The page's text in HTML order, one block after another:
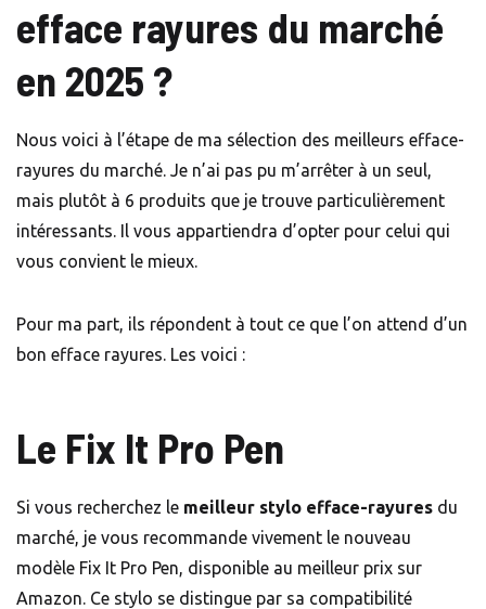
efface rayures du marché
en 2025 ?
Nous voici à l’étape de ma sélection des meilleurs efface-
rayures du marché. Je n’ai pas pu m’arrêter à un seul,
mais plutôt à 6 produits que je trouve particulièrement
intéressants. Il vous appartiendra d’opter pour celui qui
vous convient le mieux.
Pour ma part, ils répondent à tout ce que l’on attend d’un
bon efface rayures. Les voici :
Le Fix It Pro Pen
Si vous recherchez le meilleur stylo efface-rayures du
marché, je vous recommande vivement le nouveau
modèle Fix It Pro Pen, disponible au meilleur prix sur
Amazon. Ce stylo se distingue par sa compatibilité